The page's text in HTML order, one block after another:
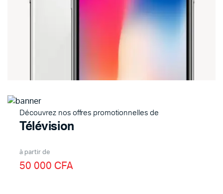
Découvrez nos offres promotionnelles de
Télévision
à partir de
50 000 CFA